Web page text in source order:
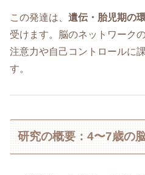
この発達は、 遺伝・胎児期の
受けます。脳のネットワーク
注意力や自己コントロールに
す。
研究の概要：4〜7歳の